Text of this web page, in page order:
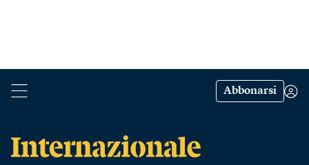
Abbonarsi